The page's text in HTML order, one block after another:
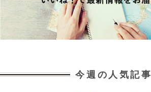
今週の人気記事